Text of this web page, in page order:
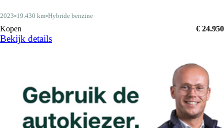
2023 19.430 km Hybride benzine
Kopen € 24.950
Bekijk details